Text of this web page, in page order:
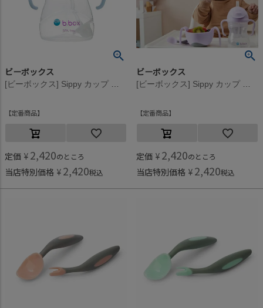
ビーボックス
[ビーボックス] Sippy カップ ジェラートシリーズ(240ml) バブルガム
定番商品
定価 ¥ 2,420のところ
当店特別価格 ¥ 2,420税込
ビーボックス
[ビーボックス] Sippy カップ ジェラートシリーズ(240ml) ボイセンベリー
定番商品
定価 ¥ 2,420のところ
当店特別価格 ¥ 2,420税込